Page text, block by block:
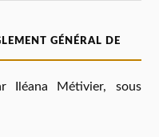
GÉNÉRAL DE
Iléana Métivier, sous